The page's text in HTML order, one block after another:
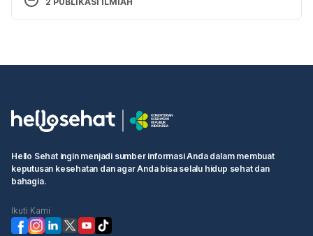
Hello Sehat ingin menjadi sumber informasi Anda dalam membuat
keputusan kesehatan dan agar Anda bisa selalu hidup sehat dan
bahagia.
Ikuti Kami